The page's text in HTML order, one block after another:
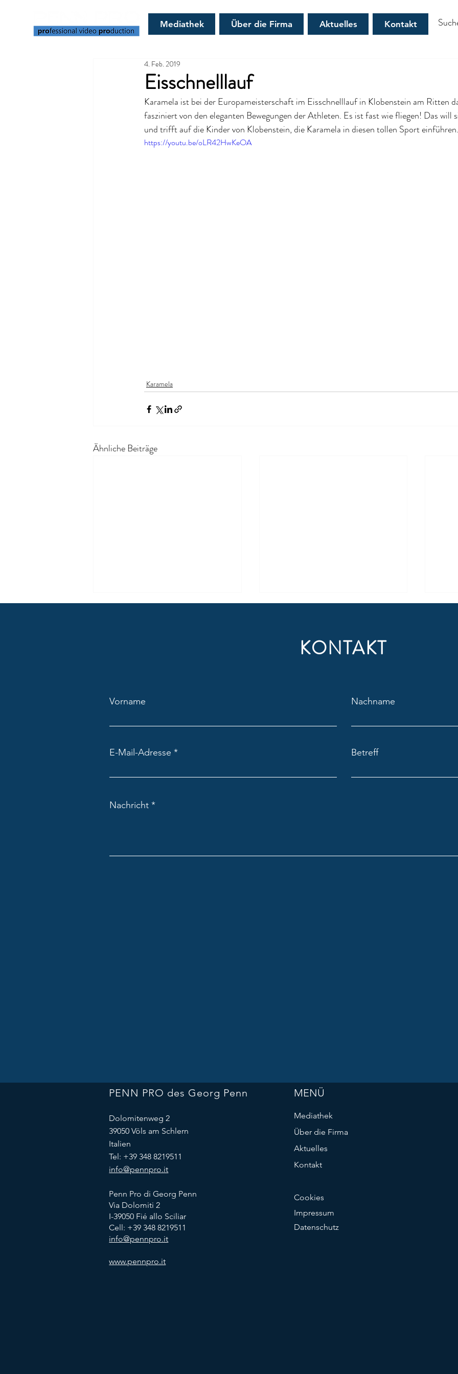
Mediathek Über die Firma Aktuelles Kontakt
Eisschnelllauf
4. Feb. 2019
Karamela ist bei der Europameisterschaft im Eisschnelllauf in Klobenstein am Ritten
fasziniert von den eleganten Bewegungen der Athleten. Es ist fast wie fliegen! Das will
und trifft auf die Kinder von Klobenstein, die Karamela in diesen tollen Sport einführen.
https://youtu.be/oLR42HwKeOA
Karamela
Ähnliche Beiträge
Girlan“
Karamela „Kulturforscherin
Karamela in Rodeneck“
KONTAKT
Vorname Nachname
E-Mail-Adresse Betreff
Nachricht
PENN PRO des Georg Penn
Dolomitenweg 2
39050 Völs am Schlern
Italien
Tel: +39 348 8219511
info@pennpro.it
Penn Pro di Georg Penn
Via Dolomiti 2
I-39050 Fié allo Sciliar
Cell: +39 348 8219511
info@pennpro.it
www.pennpro.it
MENÜ
Mediathek
Über die Firma
Aktuelles
Kontakt
Cookies
Impressum
Datenschutz